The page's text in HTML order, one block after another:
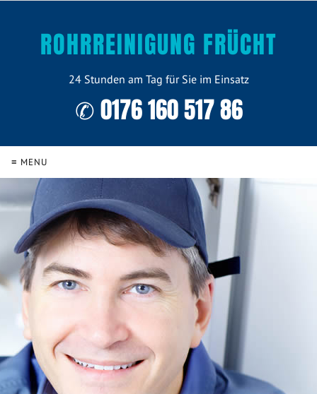
ROHRREINIGUNG FRÜCHT
24 Stunden am Tag für Sie im Einsatz
✆ 0176 160 517 86
≡ MENU